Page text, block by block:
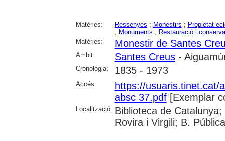
Matèries: Ressenyes ; Monestirs ; Propietat
; Monuments ; Restauració i
Matèries:
Monestir de Santes
Àmbit: Santes Creus-
Cronologia: 1835 - 1973
Accés:
https://usuaris.tinet.cat/
absc 37.pdf[Exemplar
Localització: Biblioteca de
Rovira i Virgili; B.